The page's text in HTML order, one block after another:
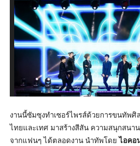
งานนี้ซัมซุงทำเซอร์ไพรส์ด้วยการขนทัพศิ
ไทยและเทศ มาสร้างสีสัน ความสนุกสนาน
จากแฟนๆ ได้ตลอดงาน นำทัพโดยไอคอ